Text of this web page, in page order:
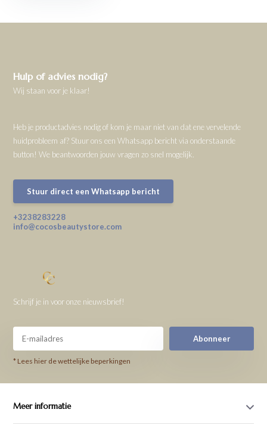
Hulp of advies nodig?
Wij staan voor je klaar!
Heb je productadvies nodig of kom je maar niet van dat ene vervelende
huidprobleem af? Stuur ons een Whatsapp bericht via onderstaande
button! We beantwoorden jouw vragen zo snel mogelijk.
Stuur direct een Whatsapp bericht
+3238283228
info@cocosbeautystore.com
Schrijf je in voor onze nieuwsbrief!
Abonneer
* Lees hier de wettelijke beperkingen
Meer informatie